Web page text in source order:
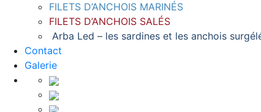
FILETS D’ANCHOIS MARINÉS
FILETS D’ANCHOIS SALÉS
Arba Led – les sardines et les anchois
Contact
Galerie